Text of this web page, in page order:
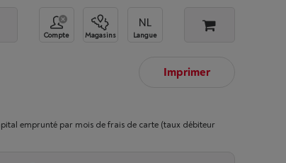
Compte Magasins Langue
Imprimer
emprunté par mois de frais de carte (taux débiteur